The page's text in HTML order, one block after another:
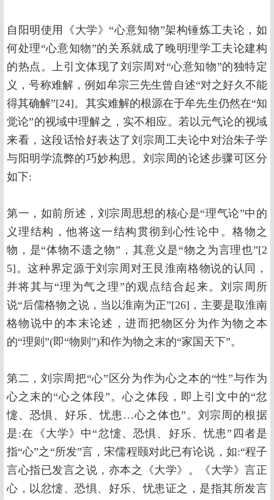
自阳明使用《大学》“心意知物”架构锤炼工夫论，如
何处理“心意知物”的关系就成了晚明理学工夫论建构
的热点。上引文体现了刘宗周对“心意知物”的独特定
义，号称难解，例如牟宗三先生曾自述“对之好久不能
得其确解”[24]。其实难解的根源在于牟先生仍然在“知
觉论”的视域中理解之，实不相应。若以元气论的视域
来看，这段话恰好表达了刘宗周工夫论中对治朱子学
与阳明学流弊的巧妙构思。刘宗周的论述步骤可区分
如下:
第一，如前所述，刘宗周思想的核心是“理气论”中的
义理结构，他将这一结构贯彻到心性论中。格物之
物，是“体物不遗之物”，其意义是“物之为言理也”[2
5]。这种界定源于刘宗周对王艮淮南格物说的认同，
并将其与“理为气之理”的观点结合起来。刘宗周所
说“后儒格物之说，当以淮南为正”[26]，主要是取淮南
格物说中的本末论述，进而把物区分为作为物之本
的“理则”(即“物则”)和作为物之末的“家国天下”。
第二，刘宗周把“心”区分为作为心之本的“性”与作为
心之末的“心之体段”。心之体段，即上引文中的“忿
懥、恐惧、好乐、忧患…心之体也”。刘宗周的根据
是:在《大学》中“忿懥、恐惧、好乐、忧患”四者是
指“心”之“所发”言，宋儒程颐对此已有论说，如:“程子
言心指已发言之说，亦本之《大学》。《大学》言正
心，以忿懥、恐惧、好乐、忧患证之，是指其所发言